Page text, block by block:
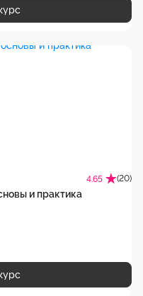
4.65 (20)
и практика